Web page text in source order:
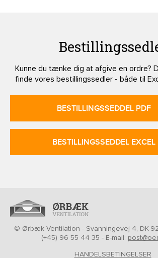
Kunne du tænke dig at afgive en ordre?
finde vores bestillingssedler - både til
BESTILLINGSSEDDEL PDF
BESTILLINGSSEDDEL EXCEL
© Ørbæk Ventilation - Svanningevej 4, DK-
(+45) 96 55 44 35 - E-mail:
HANDELSBETINGELSER